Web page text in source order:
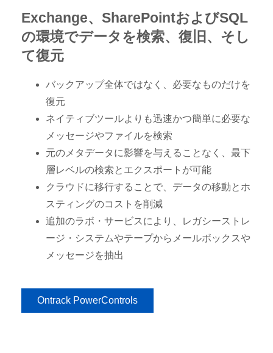
Exchange、SharePointおよびSQL
の環境でデータを検索、復旧、そし
て復元
バックアップ全体ではなく、必要なものだけを
復元
ネイティブツールよりも迅速かつ簡単に必要な
メッセージやファイルを検索
元のメタデータに影響を与えることなく、最下
層レベルの検索とエクスポートが可能
クラウドに移行することで、データの移動とホ
スティングのコストを削減
追加のラボ・サービスにより、レガシーストレ
ージ・システムやテープからメールボックスや
メッセージを抽出
Ontrack PowerControls